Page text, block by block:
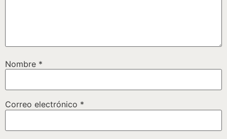
Nombre *
Correo electrónico *